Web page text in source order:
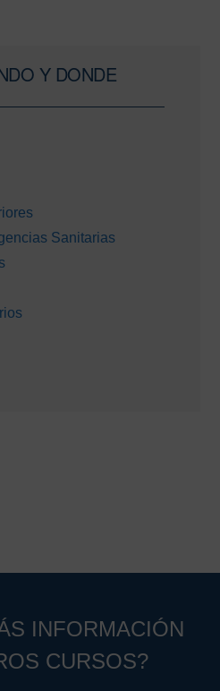
Y DONDE
Sanitarias
INFORMACIÓN
CURSOS?